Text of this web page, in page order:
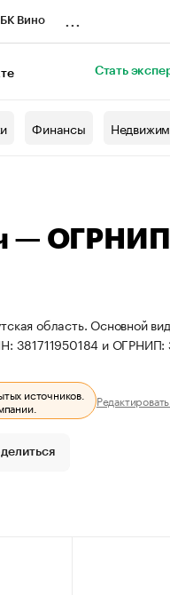
Вино
Стать
Финансы
—
область. Основной
381711950184 и
источников.